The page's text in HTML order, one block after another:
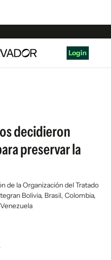
Login
decidieron
preservar la
de la Organización del Tratado
Bolivia, Brasil, Colombia,